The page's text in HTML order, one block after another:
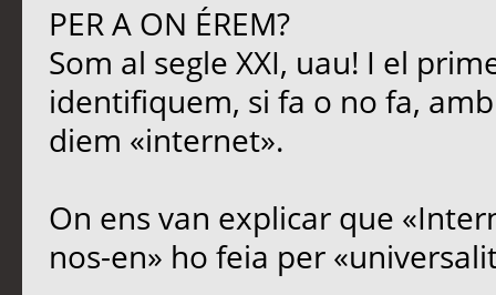
PER A ON ÉREM?
Som al segle XXI, uau! I el
identifiquem, si fa o no fa,
diem «internet».
On ens van explicar que
nos-en» ho feia per